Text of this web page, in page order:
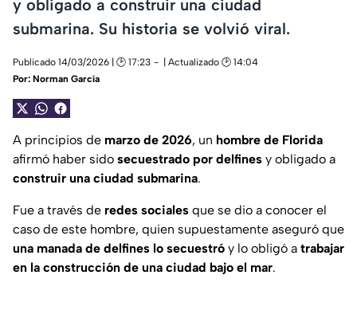
y obligado a construir una ciudad
submarina. Su historia se volvió viral.
Publicado 14/03/2026 | 🕑 17:23
| Actualizado 🕑 14:04
Por: Norman García
A principios de marzo de 2026, un hombre de Florida
afirmó haber sido secuestrado por delfines y obligado a
construir una ciudad submarina.
Fue a través de redes sociales que se dio a conocer el
caso de este hombre, quien supuestamente aseguró que
una manada de delfines lo secuestró y lo obligó a trabajar
en la construcción de una ciudad bajo el mar.